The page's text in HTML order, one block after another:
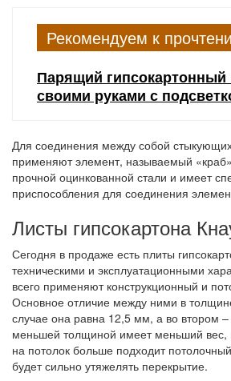
Рекомендуем к
Парящий гипсокартонный
своими руками с
Для соединения между собой
применяют элемент, называемый
прочной оцинкованной стали и имеет
приспособления для соединения
Листы гипсокартона
Сегодня в продаже есть плиты
техническими и эксплуатационными
всего применяют конструкционный и
Основное отличие между ними в
случае она равна 12,5 мм, а во втором
меньшей толщиной имеет меньший вес,
на потолок больше подходит
будет сильно утяжелять перекрытие.